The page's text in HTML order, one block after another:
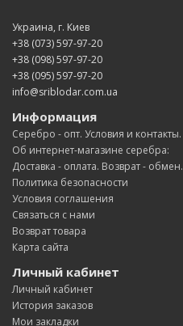
Украина, г. Киев
+38 (073) 597-97-20
+38 (098) 597-97-20
+38 (095) 597-97-20
info@sriblodar.com.ua
Информация
Серебро - опт. Условия и контакты.
Об интернет-магазине серебра:
Доставка - оплата. Возврат - обмен.
Политика безопасности
Условия соглашения
Связаться с нами
Возврат товара
Карта сайта
Личный кабинет
Личный кабинет
История заказов
Мои закладки